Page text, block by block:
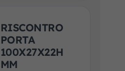
RISCONTRO
PORTA
100X27X22H
MM